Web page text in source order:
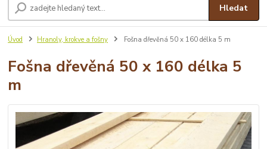
Hledat
Úvod Hranoly, krokve a fošny Fošna dřevěná 50 x 160 délka 5 m
Fošna dřevěná 50 x 160 délka 5
m